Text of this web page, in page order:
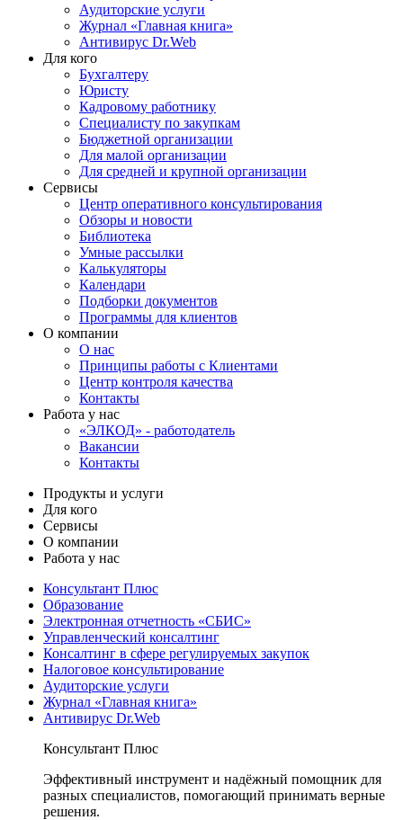
Аудиторские услуги
Журнал «Главная книга»
Антивирус Dr.Web
Для кого
Бухгалтеру
Юристу
Кадровому работнику
Специалисту по закупкам
Бюджетной организации
Для малой организации
Для средней и крупной организации
Сервисы
Центр оперативного консультирования
Обзоры и новости
Библиотека
Умные рассылки
Калькуляторы
Календари
Подборки документов
Программы для клиентов
О компании
О нас
Принципы работы с Клиентами
Центр контроля качества
Контакты
Работа у нас
«ЭЛКОД» - работодатель
Вакансии
Контакты
Продукты и услуги
Для кого
Сервисы
О компании
Работа у нас
Консультант Плюс
Образование
Электронная отчетность «СБИС»
Управленческий консалтинг
Консалтинг в сфере регулируемых закупок
Налоговое консультирование
Аудиторские услуги
Журнал «Главная книга»
Антивирус Dr.Web
Консультант Плюс
Эффективный инструмент и надёжный помощник для
разных специалистов, помогающий принимать верные
решения.